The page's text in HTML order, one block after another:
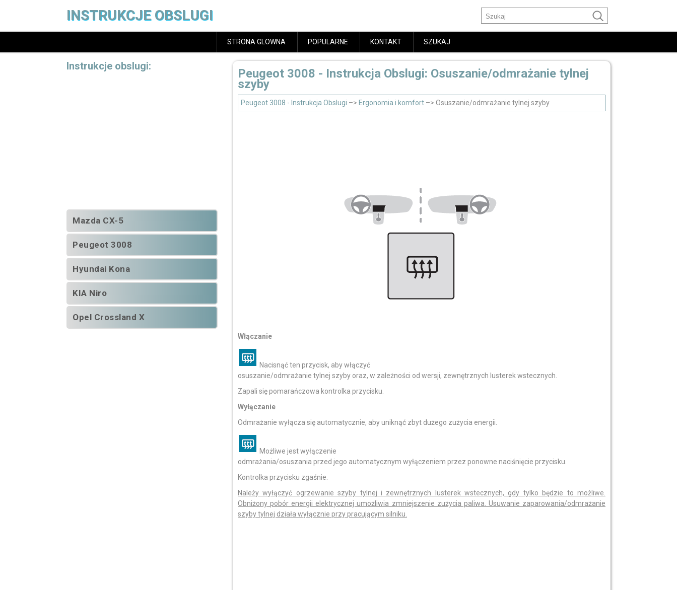
INSTRUKCJE OBSLUGI
STRONA GLOWNA POPULARNE KONTAKT SZUKAJ
Peugeot 3008 - Instrukcja Obslugi: Osuszanie/odmrażanie tylnej
szyby
Peugeot 3008 - Instrukcja Obslugi –> Ergonomia i komfort –> Osuszanie/odmrażanie tylnej szyby
Włączanie
Nacisnąć ten przycisk, aby włączyć
osuszanie/odmrażanie tylnej szyby oraz, w zależności od wersji, zewnętrznych lusterek wstecznych.
Zapali się pomarańczowa kontrolka przycisku.
Wyłączanie
Odmrażanie wyłącza się automatycznie, aby uniknąć zbyt dużego zużycia energii.
Możliwe jest wyłączenie
odmrażania/osuszania przed jego automatycznym wyłączeniem przez ponowne naciśnięcie przycisku.
Kontrolka przycisku zgaśnie.
Należy wyłączyć ogrzewanie szyby tylnej i zewnętrznych lusterek wstecznych, gdy tylko będzie to możliwe.
Obniżony pobór energii elektrycznej umożliwia zmniejszenie zużycia paliwa. Usuwanie zaparowania/odmrażanie
szyby tylnej działa wyłącznie przy pracującym silniku.
Instrukcje obslugi:
Mazda CX-5
Peugeot 3008
Hyundai Kona
KIA Niro
Opel Crossland X